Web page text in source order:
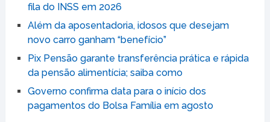
fila do INSS em 2026
Além da aposentadoria, idosos que desejam
novo carro ganham “benefício”
Pix Pensão garante transferência prática e rápida
da pensão alimentícia; saiba como
Governo confirma data para o início dos
pagamentos do Bolsa Família em agosto